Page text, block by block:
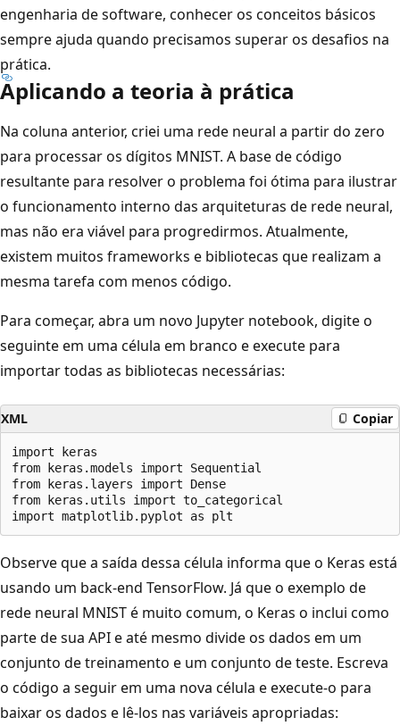
engenharia de software, conhecer os conceitos básicos
sempre ajuda quando precisamos superar os desafios na
prática.
Aplicando a teoria à prática
Na coluna anterior, criei uma rede neural a partir do zero
para processar os dígitos MNIST. A base de código
resultante para resolver o problema foi ótima para ilustrar
o funcionamento interno das arquiteturas de rede neural,
mas não era viável para progredirmos. Atualmente,
existem muitos frameworks e bibliotecas que realizam a
mesma tarefa com menos código.
Para começar, abra um novo Jupyter notebook, digite o
seguinte em uma célula em branco e execute para
importar todas as bibliotecas necessárias:
XML Copiar
import keras
from keras.models import Sequential
from keras.layers import Dense
from keras.utils import to_categorical
Observe que a saída dessa célula informa que o Keras está
usando um back-end TensorFlow. Já que o exemplo de
rede neural MNIST é muito comum, o Keras o inclui como
parte de sua API e até mesmo divide os dados em um
conjunto de treinamento e um conjunto de teste. Escreva
o código a seguir em uma nova célula e execute-o para
baixar os dados e lê-los nas variáveis apropriadas: